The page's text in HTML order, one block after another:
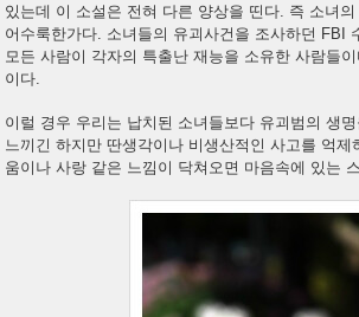
있는데 이 소설은 전혀 다른 양상을 띤다. 즉 소녀
어수룩한가다. 소녀들의 유괴사건을 조사하던 FBI
모든 사람이 각자의 특출난 재능을 소유한 사람들
이다.
이럴 경우 우리는 납치된 소녀들보다 유괴범의 생
느끼긴 하지만 딴생각이나 비생산적인 사고를 억
움이나 사랑 같은 느낌이 닥쳐오면 마음속에 있는